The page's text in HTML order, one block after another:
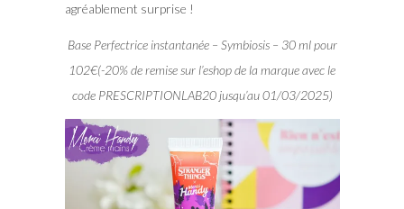
agréablement surprise !
Base Perfectrice instantanée – Symbiosis – 30 ml pour
102€(-20% de remise sur l’eshop de la marque avec le
code PRESCRIPTIONLAB20 jusqu’au 01/03/2025)